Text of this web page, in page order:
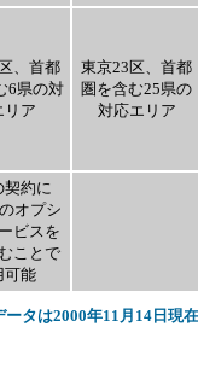
、首都
6県の対
リア
東京23区、首都
圏を含む25県の
対応エリア
契約に
オプシ
ビスを
ことで
可能
ータは2000年11月14日現